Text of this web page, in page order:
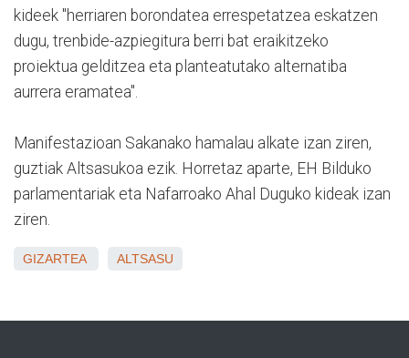
kideek "herriaren borondatea errespetatzea eskatzen
dugu, trenbide-azpiegitura berri bat eraikitzeko
proiektua gelditzea eta planteatutako alternatiba
aurrera eramatea".
Manifestazioan Sakanako hamalau alkate izan ziren,
guztiak Altsasukoa ezik. Horretaz aparte, EH Bilduko
parlamentariak eta Nafarroako Ahal Duguko kideak izan
ziren.
GIZARTEA ALTSASU